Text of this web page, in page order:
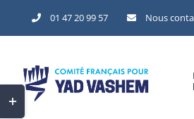
01 47 20 99 57 Nous